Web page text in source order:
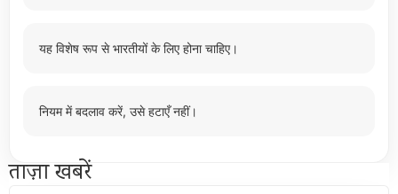
यह विशेष रूप से भारतीयों के लिए होना चाहिए।
नियम में बदलाव करें, उसे हटाएँ नहीं।
ताज़ा खबरें